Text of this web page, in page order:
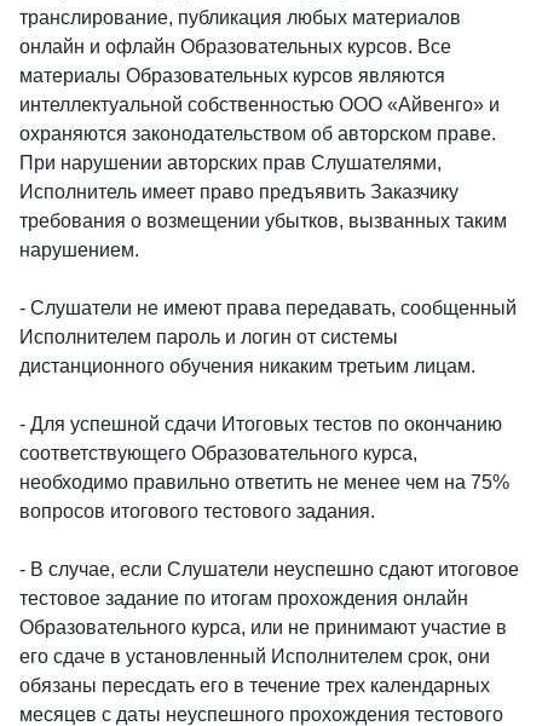
транслирование, публикация любых материалов
онлайн и офлайн Образовательных курсов. Все
материалы Образовательных курсов являются
интеллектуальной собственностью ООО «Айвенго» и
охраняются законодательством об авторском праве.
При нарушении авторских прав Слушателями,
Исполнитель имеет право предъявить Заказчику
требования о возмещении убытков, вызванных таким
нарушением.
- Слушатели не имеют права передавать, сообщенный
Исполнителем пароль и логин от системы
дистанционного обучения никаким третьим лицам.
- Для успешной сдачи Итоговых тестов по окончанию
соответствующего Образовательного курса,
необходимо правильно ответить не менее чем на 75%
вопросов итогового тестового задания.
- В случае, если Слушатели неуспешно сдают итоговое
тестовое задание по итогам прохождения онлайн
Образовательного курса, или не принимают участие в
его сдаче в установленный Исполнителем срок, они
обязаны пересдать его в течение трех календарных
месяцев с даты неуспешного прохождения тестового